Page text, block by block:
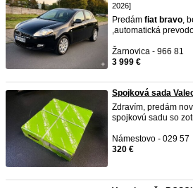
2026]
Predám fiat bravo,
,automatická
Žarnovica - 966 81
3 999 €
Spojková sada
Zdravím, predám
spojkovú sadu so
Námestovo - 029 57
320 €